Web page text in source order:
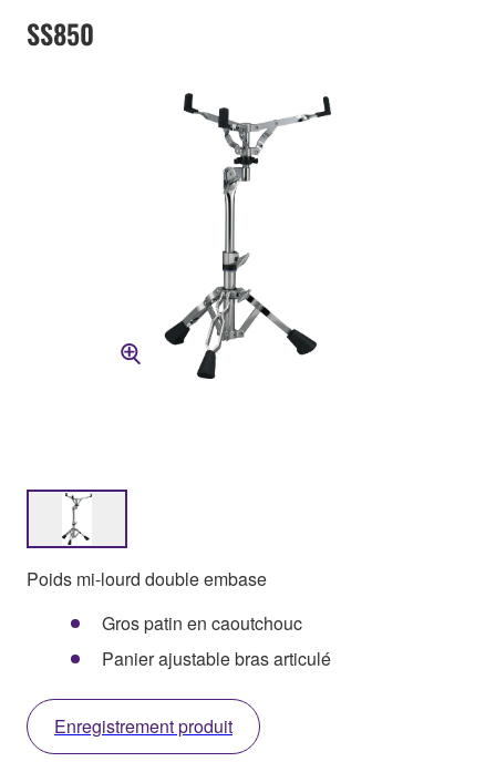
SS850
Poids mi-lourd double embase
Gros patin en caoutchouc
Panier ajustable bras articulé
Enregistrement produit